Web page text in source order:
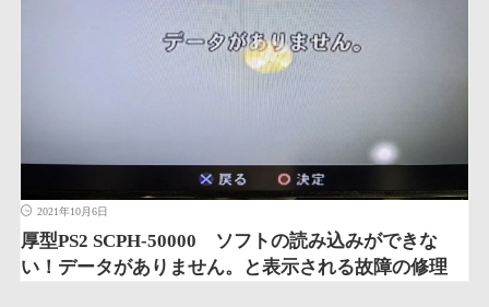
2021年10月6日
厚型PS2 SCPH-50000 ソフトの読み込みができな
い！データがありません。と表示される故障の修理